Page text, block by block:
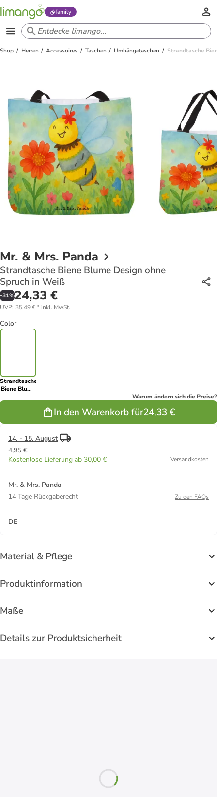
family
Shop Herren Accessoires Taschen Umhängetaschen Strandtasche
Mr. & Mrs. Panda
Strandtasche Biene Blume Design ohne
Spruch in Weiß
-31%24,33 €
UVP: 35,49 €* inkl. MwSt.
Color
Strandtasche
Biene Blume
Warum ändern sich die Preise?
In den Warenkorb für24,33 €
14. - 15. August
4,95 €
Kostenlose Lieferung ab 30,00 €
Versandkosten
Mr. & Mrs. Panda
14 Tage Rückgaberecht
Zu den FAQs
DE
Material & Pflege
Produktinformation
Maße
Details zur Produktsicherheit